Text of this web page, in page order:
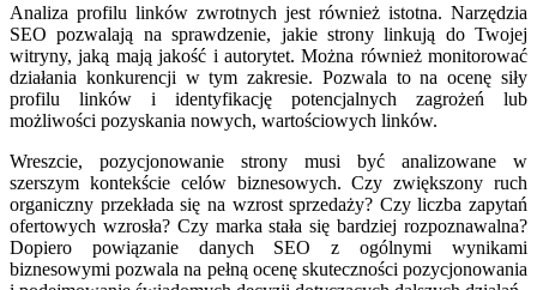
Analiza profilu linków zwrotnych jest również istotna. Narzędzia
SEO pozwalają na sprawdzenie, jakie strony linkują do Twojej
witryny, jaką mają jakość i autorytet. Można również monitorować
działania konkurencji w tym zakresie. Pozwala to na ocenę siły
profilu linków i identyfikację potencjalnych zagrożeń lub
możliwości pozyskania nowych, wartościowych linków.
Wreszcie, pozycjonowanie strony musi być analizowane w
szerszym kontekście celów biznesowych. Czy zwiększony ruch
organiczny przekłada się na wzrost sprzedaży? Czy liczba zapytań
ofertowych wzrosła? Czy marka stała się bardziej rozpoznawalna?
Dopiero powiązanie danych SEO z ogólnymi wynikami
biznesowymi pozwala na pełną ocenę skuteczności pozycjonowania